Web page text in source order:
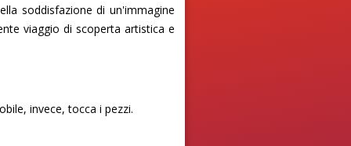
soddisfazione di un'immagine
viaggio di scoperta artistica e
invece, tocca i pezzi.